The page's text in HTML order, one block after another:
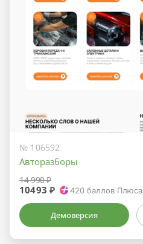
№ 106592
Авторазборы
14 990 ₽
10493 ₽ 420 баллов Плюса
Демоверсия